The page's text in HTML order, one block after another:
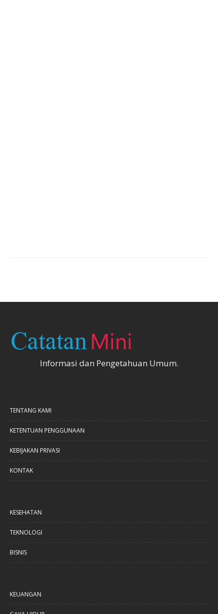
Informasi dan Pengetahuan Umum.
TENTANG KAMI
KETENTUAN PENGGUNAAN
KEBIJAKAN PRIVASI
KONTAK
KESEHATAN
TEKNOLOGI
BISNIS
KEUANGAN